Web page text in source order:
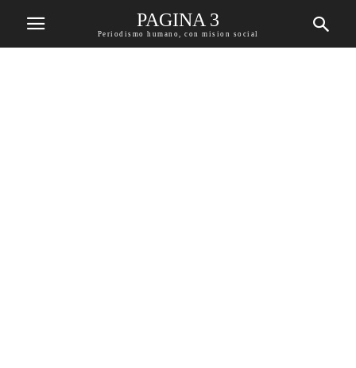
PAGINA 3
Periodismo humano, con mision social